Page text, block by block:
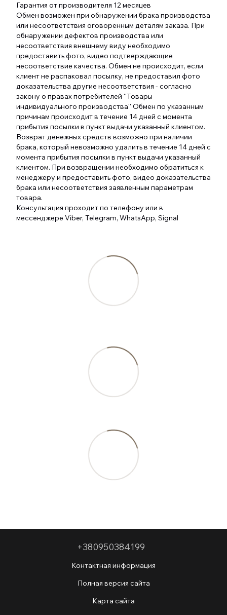
Гарантия от производителя 12 месяцев
Обмен возможен при обнаружении брака производства
или несоответствия оговоренным деталям заказа. При
обнаружении дефектов производства или
несоответствия внешнему виду необходимо
предоставить фото, видео подтверждающие
несоответствие качества. Обмен не происходит, если
клиент не распаковал посылку, не предоставил фото
доказательства другие несоответствия - согласно
закону о правах потребителей ''Товары
индивидуального производства'' Обмен по указанным
причинам происходит в течение 14 дней с момента
прибытия посылки в пункт выдачи указанный клиентом.
Возврат денежных средств возможно при наличии
брака, который невозможно удалить в течение 14 дней с
момента прибытия посылки в пункт выдачи указанный
клиентом. При возвращении необходимо обратиться к
менеджеру и предоставить фото, видео доказательства
брака или несоответствия заявленным параметрам
товара.
Консультация проходит по телефону или в
мессенджере Viber, Telegram, WhatsApp, Signal
+380950384199
Контактная информация
Полная версия сайта
Карта сайта